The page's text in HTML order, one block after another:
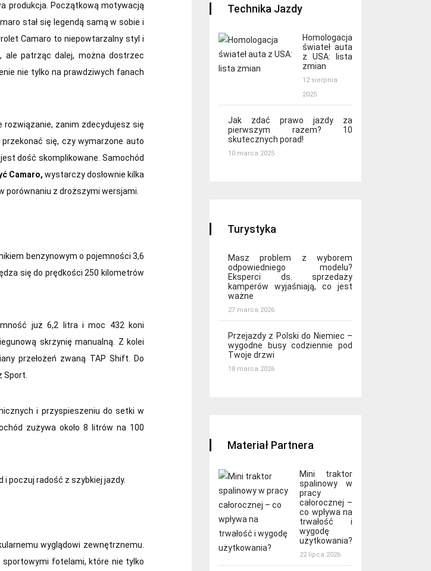
produkcja. Początkową motywacją
stał się legendą samą w sobie i
Camaro to niepowtarzalny styl i
ale patrząc dalej, można dostrzec
nie tylko na prawdziwych fanach
rozwiązanie, zanim zdecydujesz się
się, czy wymarzone auto
dość skomplikowane. Samochód
Camaro, wystarczy dosłownie kilka
porównaniu z droższymi wersjami.
benzynowym o pojemności 3,6
się do prędkości 250 kilometrów
już 6,2 litra i moc 432 koni
skrzynię manualną. Z kolei
przełożeń zwaną TAP Shift. Do
Sport.
i przyspieszeniu do setki w
zużywa około 8 litrów na 100
i poczuj radość z szybkiej jazdy.
wyglądowi zewnętrznemu.
sportowymi fotelami, które nie tylko
Technika Jazdy
Homologacja
świateł auta
z USA: lista
zmian
12 sierpnia
2025
Jak zdać prawo jazdy za
pierwszym razem? 10
skutecznych porad!
10 marca 2025
Turystyka
Masz problem z wyborem
odpowiedniego modelu?
Eksperci ds. sprzedaży
kamperów wyjaśniają, co jest
ważne
27 marca 2026
Przejazdy z Polski do Niemiec –
wygodne busy codziennie pod
Twoje drzwi
18 marca 2026
Materiał Partnera
Mini traktor
spalinowy w
pracy
całorocznej –
co wpływa na
trwałość i
wygodę
użytkowania?
22 lipca 2026